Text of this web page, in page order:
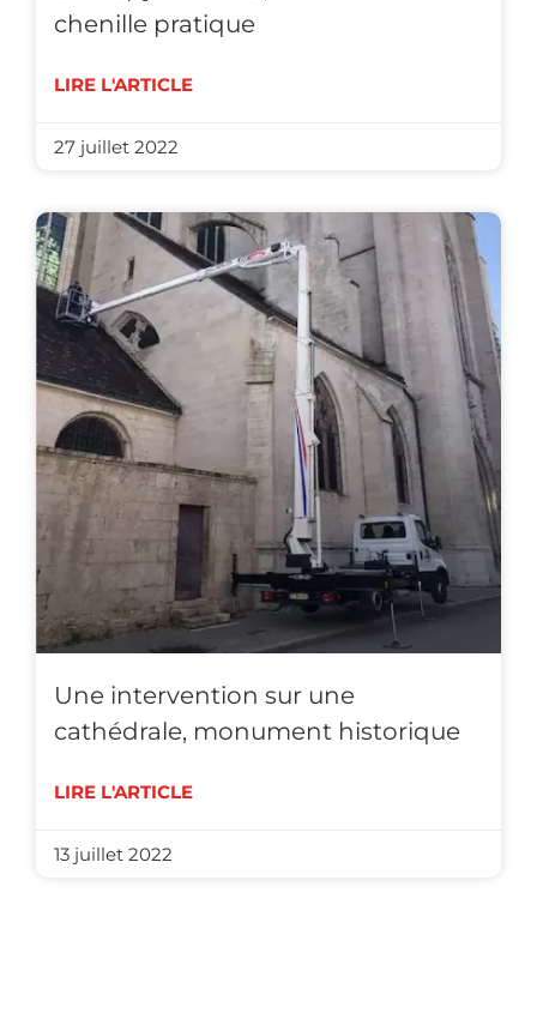
chenille pratique
LIRE L'ARTICLE
27 juillet 2022
Une intervention sur une
cathédrale, monument historique
LIRE L'ARTICLE
13 juillet 2022